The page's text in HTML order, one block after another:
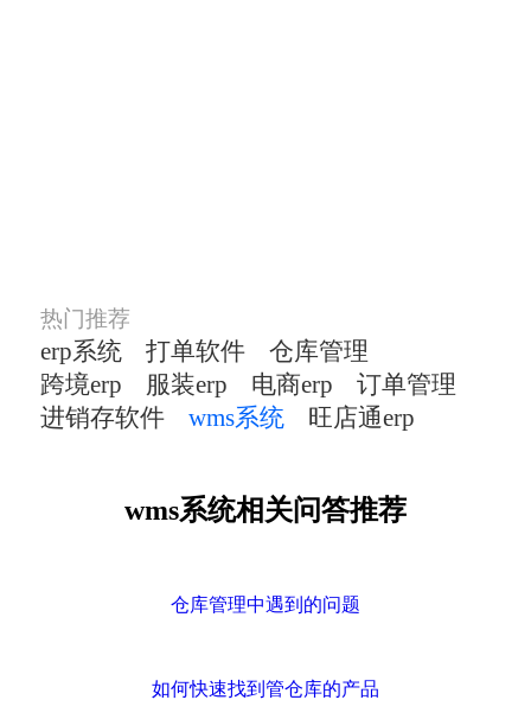
热门推荐
erp系统 打单软件
仓库管理
跨境erp
服装erp 电商erp
订单管理
进销存软件
wms系统 旺店通erp
wms系统相关问答推荐
仓库管理中遇到的问题
如何快速找到管仓库的产品